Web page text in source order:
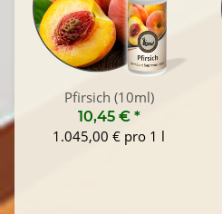
Pfirsich (10ml)
10,45 € *
1.045,00 € pro 1 l